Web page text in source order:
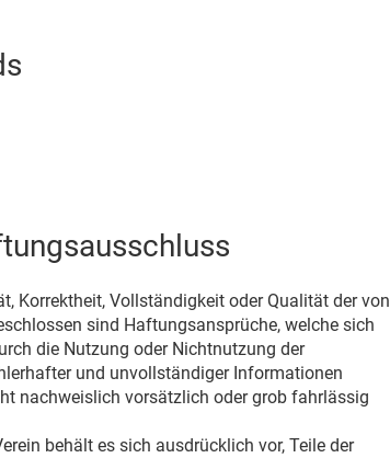
Korrektheit, Vollständigkeit oder Qualität der von
sind Haftungsansprüche, welche sich
die Nutzung oder Nichtnutzung der
und unvollständiger Informationen
nachweislich vorsätzlich oder grob fahrlässig
behält es sich ausdrücklich vor, Teile der